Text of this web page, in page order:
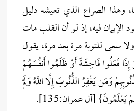
وهذا الصراع الذي تعيشه دليل
فيه، إذ لو أن القلب مات
سعى للتوبة مرة بعد مرة، يقول
فَعَلُوا فَاحِشَةً أَوْ ظَلَمُوا أَنفُسَهُمْ
وَمَن يَغْفِرُ الذُّنُوبَ إِلَّا اللَّهُ وَلَمْ
[آل عمران:135].